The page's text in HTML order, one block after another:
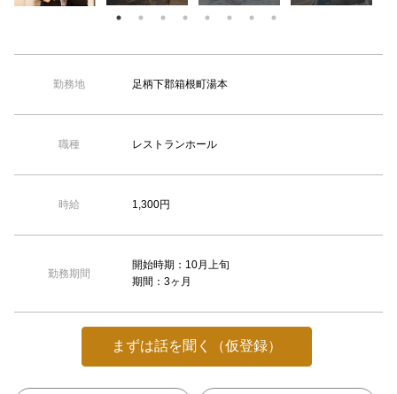
勤務地 足柄下郡箱根町湯本
職種 レストランホール
時給 1,300円
勤務期間
開始時期：10月上旬
期間：3ヶ月
まずは話を聞く（仮登録）